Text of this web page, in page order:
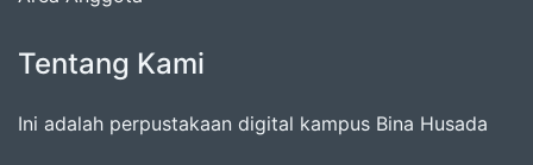
Tentang Kami
Ini adalah perpustakaan digital kampus Bina Husada